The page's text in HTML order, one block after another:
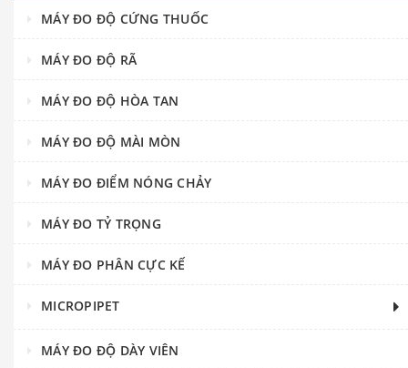
MÁY ĐO ĐỘ CỨNG THUỐC
MÁY ĐO ĐỘ RÃ
MÁY ĐO ĐỘ HÒA TAN
MÁY ĐO ĐỘ MÀI MÒN
MÁY ĐO ĐIỂM NÓNG CHẢY
MÁY ĐO TỶ TRỌNG
MÁY ĐO PHÂN CỰC KẾ
MICROPIPET
MÁY ĐO ĐỘ DÀY VIÊN